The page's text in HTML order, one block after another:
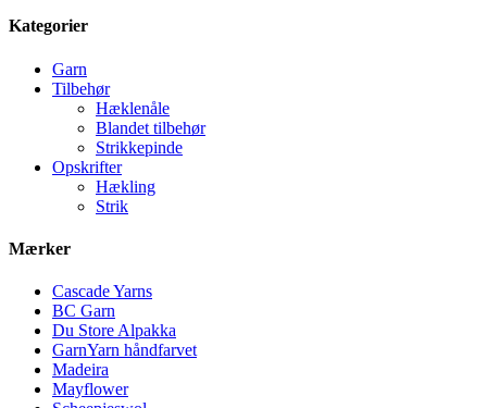
Kategorier
Garn
Tilbehør
Hæklenåle
Blandet tilbehør
Strikkepinde
Opskrifter
Hækling
Strik
Mærker
Cascade Yarns
BC Garn
Du Store Alpakka
GarnYarn håndfarvet
Madeira
Mayflower